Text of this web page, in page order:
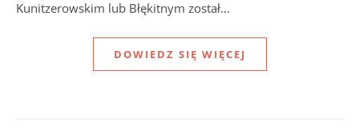
Kunitzerowskim lub Błękitnym został…
DOWIEDZ SIĘ WIĘCEJ